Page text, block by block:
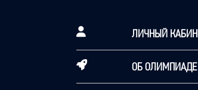
ЛИЧНЫЙ
ОБ ОЛИМПИАДЕ